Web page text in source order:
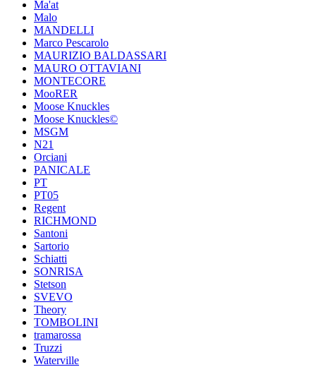
Ma'at
Malo
MANDELLI
Marco Pescarolo
MAURIZIO BALDASSARI
MAURO OTTAVIANI
MONTECORE
MooRER
Moose Knuckles
Moose Knuckles©️
MSGM
N21
Orciani
PANICALE
PT
PT05
Regent
RICHMOND
Santoni
Sartorio
Schiatti
SONRISA
Stetson
SVEVO
Theory
TOMBOLINI
tramarossa
Truzzi
Waterville